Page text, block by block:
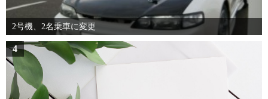
2号機、2名乗車に変更
4